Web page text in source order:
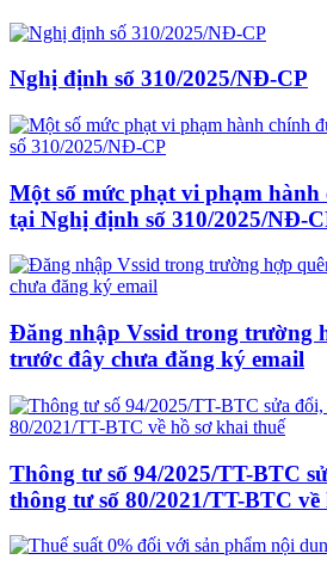
Nghị định số 310/2025/NĐ-CP
Một số mức phạt vi phạm hành
tại Nghị định số 310/2025/NĐ-
Đăng nhập Vssid trong trường
trước đây chưa đăng ký email
Thông tư số 94/2025/TT-BTC
thông tư số 80/2021/TT-BTC